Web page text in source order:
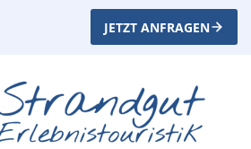
JETZT ANFRAGEN